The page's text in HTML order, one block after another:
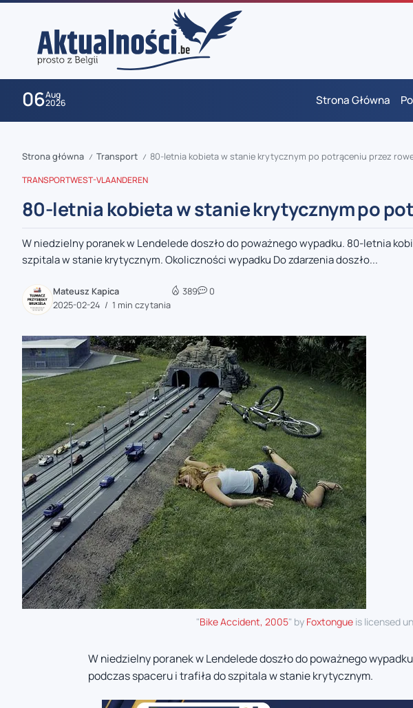
06Aug
2026 Strona Główna
zaobserwuj nas
zaobserwuj nas
zaobserwuj nas
zaobserwuj nas
zaobserwuj nas
Strona główna / Transport / 80-letnia kobieta w stanie krytycznym po potrąceniu przez
TRANSPORTWEST-VLAANDEREN
80-letnia kobieta w stanie krytycznym po
W niedzielny poranek w Lendelede doszło do poważnego wypadku. 80-letnia
szpitala w stanie krytycznym. Okoliczności wypadku Do zdarzenia doszło...
Mateusz Kapica
2025-02-24
1 min czytania
389 0
"Bike Accident, 2005" by Foxtongue is licensed
W niedzielny poranek w Lendelede doszło do poważnego
podczas spaceru i trafiła do szpitala w stanie krytycznym.